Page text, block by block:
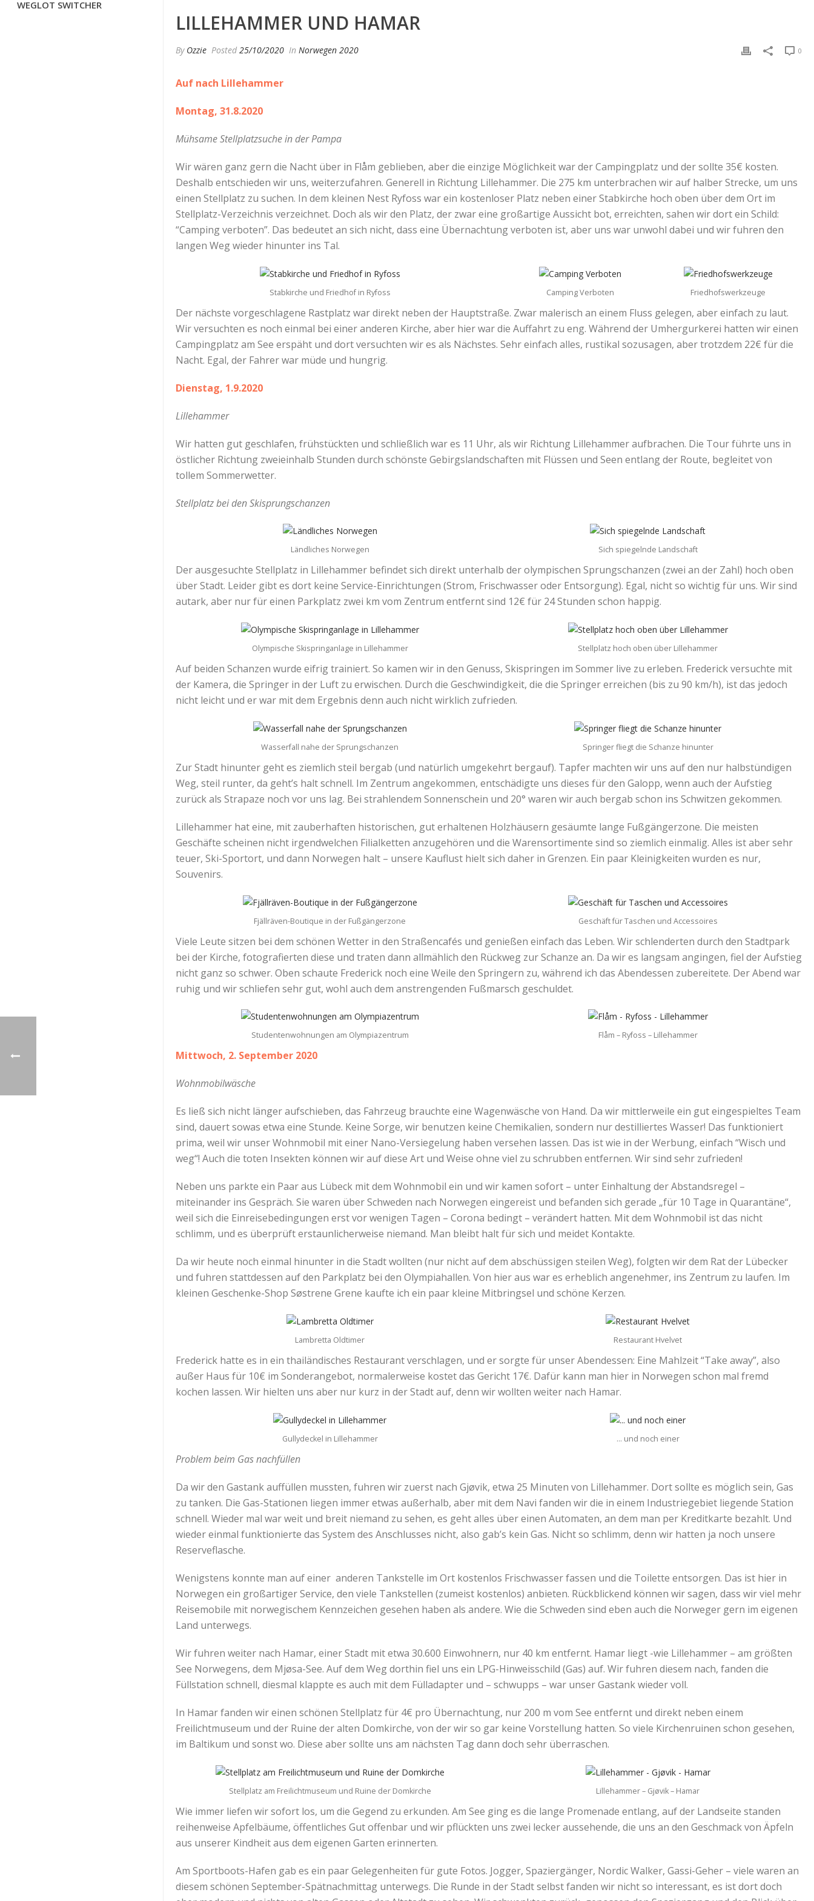
WEGLOT SWITCHER
LILLEHAMMER UND HAMAR
By Ozzie Posted 25/10/2020 In Norwegen 2020 0
Auf nach Lillehammer
Montag, 31.8.2020
Mühsame Stellplatzsuche in der Pampa
Wir wären ganz gern die Nacht über in Flåm geblieben, aber die einzige Möglichkeit war der Campingplatz und der sollte 35€ kosten.
Deshalb entschieden wir uns, weiterzufahren. Generell in Richtung Lillehammer. Die 275 km unterbrachen wir auf halber Strecke, um uns
einen Stellplatz zu suchen. In dem kleinen Nest Ryfoss war ein kostenloser Platz neben einer Stabkirche hoch oben über dem Ort im
Stellplatz-Verzeichnis verzeichnet. Doch als wir den Platz, der zwar eine großartige Aussicht bot, erreichten, sahen wir dort ein Schild:
“Camping verboten”. Das bedeutet an sich nicht, dass eine Übernachtung verboten ist, aber uns war unwohl dabei und wir fuhren den
langen Weg wieder hinunter ins Tal.
Friedhofswerkzeuge
Stabkirche und Friedhof in Ryfoss Camping Verboten
Der nächste vorgeschlagene Rastplatz war direkt neben der Hauptstraße. Zwar malerisch an einem Fluss gelegen, aber einfach zu laut.
Wir versuchten es noch einmal bei einer anderen Kirche, aber hier war die Auffahrt zu eng. Während der Umhergurkerei hatten wir einen
Campingplatz am See erspäht und dort versuchten wir es als Nächstes. Sehr einfach alles, rustikal sozusagen, aber trotzdem 22€ für die
Nacht. Egal, der Fahrer war müde und hungrig.
Dienstag, 1.9.2020
Lillehammer
Wir hatten gut geschlafen, frühstückten und schließlich war es 11 Uhr, als wir Richtung Lillehammer aufbrachen. Die Tour führte uns in
östlicher Richtung zweieinhalb Stunden durch schönste Gebirgslandschaften mit Flüssen und Seen entlang der Route, begleitet von
tollem Sommerwetter.
Stellplatz bei den Skisprungschanzen
Sich spiegelnde Landschaft
Ländliches Norwegen
Der ausgesuchte Stellplatz in Lillehammer befindet sich direkt unterhalb der olympischen Sprungschanzen (zwei an der Zahl) hoch oben
über Stadt. Leider gibt es dort keine Service-Einrichtungen (Strom, Frischwasser oder Entsorgung). Egal, nicht so wichtig für uns. Wir sind
autark, aber nur für einen Parkplatz zwei km vom Zentrum entfernt sind 12€ für 24 Stunden schon happig.
Olympische Skispringanlage in Lillehammer Stellplatz hoch oben über Lillehammer
Auf beiden Schanzen wurde eifrig trainiert. So kamen wir in den Genuss, Skispringen im Sommer live zu erleben. Frederick versuchte mit
der Kamera, die Springer in der Luft zu erwischen. Durch die Geschwindigkeit, die die Springer erreichen (bis zu 90 km/h), ist das jedoch
nicht leicht und er war mit dem Ergebnis denn auch nicht wirklich zufrieden.
Wasserfall nahe der Sprungschanzen Springer fliegt die Schanze hinunter
Zur Stadt hinunter geht es ziemlich steil bergab (und natürlich umgekehrt bergauf). Tapfer machten wir uns auf den nur halbstündigen
Weg, steil runter, da geht’s halt schnell. Im Zentrum angekommen, entschädigte uns dieses für den Galopp, wenn auch der Aufstieg
zurück als Strapaze noch vor uns lag. Bei strahlendem Sonnenschein und 20° waren wir auch bergab schon ins Schwitzen gekommen.
Lillehammer hat eine, mit zauberhaften historischen, gut erhaltenen Holzhäusern gesäumte lange Fußgängerzone. Die meisten
Geschäfte scheinen nicht irgendwelchen Filialketten anzugehören und die Warensortimente sind so ziemlich einmalig. Alles ist aber sehr
teuer, Ski-Sportort, und dann Norwegen halt – unsere Kauflust hielt sich daher in Grenzen. Ein paar Kleinigkeiten wurden es nur,
Souvenirs.
Geschäft für Taschen und Accessoires
Fjällräven-Boutique in der Fußgängerzone
Viele Leute sitzen bei dem schönen Wetter in den Straßencafés und genießen einfach das Leben. Wir schlenderten durch den Stadtpark
bei der Kirche, fotografierten diese und traten dann allmählich den Rückweg zur Schanze an. Da wir es langsam angingen, fiel der Aufstieg
nicht ganz so schwer. Oben schaute Frederick noch eine Weile den Springern zu, während ich das Abendessen zubereitete. Der Abend war
ruhig und wir schliefen sehr gut, wohl auch dem anstrengenden Fußmarsch geschuldet.
Flåm – Ryfoss – Lillehammer
Studentenwohnungen am Olympiazentrum
Mittwoch, 2. September 2020
Wohnmobilwäsche
Es ließ sich nicht länger aufschieben, das Fahrzeug brauchte eine Wagenwäsche von Hand. Da wir mittlerweile ein gut eingespieltes Team
sind, dauert sowas etwa eine Stunde. Keine Sorge, wir benutzen keine Chemikalien, sondern nur destilliertes Wasser! Das funktioniert
prima, weil wir unser Wohnmobil mit einer Nano-Versiegelung haben versehen lassen. Das ist wie in der Werbung, einfach “Wisch und
weg“! Auch die toten Insekten können wir auf diese Art und Weise ohne viel zu schrubben entfernen. Wir sind sehr zufrieden!
Neben uns parkte ein Paar aus Lübeck mit dem Wohnmobil ein und wir kamen sofort – unter Einhaltung der Abstandsregel –
miteinander ins Gespräch. Sie waren über Schweden nach Norwegen eingereist und befanden sich gerade „für 10 Tage in Quarantäne“,
weil sich die Einreisebedingungen erst vor wenigen Tagen – Corona bedingt – verändert hatten. Mit dem Wohnmobil ist das nicht
schlimm, und es überprüft erstaunlicherweise niemand. Man bleibt halt für sich und meidet Kontakte.
Da wir heute noch einmal hinunter in die Stadt wollten (nur nicht auf dem abschüssigen steilen Weg), folgten wir dem Rat der Lübecker
und fuhren stattdessen auf den Parkplatz bei den Olympiahallen. Von hier aus war es erheblich angenehmer, ins Zentrum zu laufen. Im
kleinen Geschenke-Shop Søstrene Grene kaufte ich ein paar kleine Mitbringsel und schöne Kerzen.
Restaurant Hvelvet
Lambretta Oldtimer
Frederick hatte es in ein thailändisches Restaurant verschlagen, und er sorgte für unser Abendessen: Eine Mahlzeit “Take away”, also
außer Haus für 10€ im Sonderangebot, normalerweise kostet das Gericht 17€. Dafür kann man hier in Norwegen schon mal fremd
kochen lassen. Wir hielten uns aber nur kurz in der Stadt auf, denn wir wollten weiter nach Hamar.
… und noch einer
Gullydeckel in Lillehammer
Problem beim Gas nachfüllen
Da wir den Gastank auffüllen mussten, fuhren wir zuerst nach Gjøvik, etwa 25 Minuten von Lillehammer. Dort sollte es möglich sein, Gas
zu tanken. Die Gas-Stationen liegen immer etwas außerhalb, aber mit dem Navi fanden wir die in einem Industriegebiet liegende Station
schnell. Wieder mal war weit und breit niemand zu sehen, es geht alles über einen Automaten, an dem man per Kreditkarte bezahlt. Und
wieder einmal funktionierte das System des Anschlusses nicht, also gab’s kein Gas. Nicht so schlimm, denn wir hatten ja noch unsere
Reserveflasche.
Wenigstens konnte man auf einer anderen Tankstelle im Ort kostenlos Frischwasser fassen und die Toilette entsorgen. Das ist hier in
Norwegen ein großartiger Service, den viele Tankstellen (zumeist kostenlos) anbieten. Rückblickend können wir sagen, dass wir viel mehr
Reisemobile mit norwegischem Kennzeichen gesehen haben als andere. Wie die Schweden sind eben auch die Norweger gern im eigenen
Land unterwegs.
Wir fuhren weiter nach Hamar, einer Stadt mit etwa 30.600 Einwohnern, nur 40 km entfernt. Hamar liegt -wie Lillehammer – am größten
See Norwegens, dem Mjøsa-See. Auf dem Weg dorthin fiel uns ein LPG-Hinweisschild (Gas) auf. Wir fuhren diesem nach, fanden die
Füllstation schnell, diesmal klappte es auch mit dem Fülladapter und – schwupps – war unser Gastank wieder voll.
In Hamar fanden wir einen schönen Stellplatz für 4€ pro Übernachtung, nur 200 m vom See entfernt und direkt neben einem
Freilichtmuseum und der Ruine der alten Domkirche, von der wir so gar keine Vorstellung hatten. So viele Kirchenruinen schon gesehen,
im Baltikum und sonst wo. Diese aber sollte uns am nächsten Tag dann doch sehr überraschen.
Stellplatz am Freilichtmuseum und Ruine der Domkirche Lillehammer – Gjøvik – Hamar
Wie immer liefen wir sofort los, um die Gegend zu erkunden. Am See ging es die lange Promenade entlang, auf der Landseite standen
reihenweise Apfelbäume, öffentliches Gut offenbar und wir pflückten uns zwei lecker aussehende, die uns an den Geschmack von Äpfeln
aus unserer Kindheit aus dem eigenen Garten erinnerten.
Am Sportboots-Hafen gab es ein paar Gelegenheiten für gute Fotos. Jogger, Spaziergänger, Nordic Walker, Gassi-Geher – viele waren an
diesem schönen September-Spätnachmittag unterwegs. Die Runde in der Stadt selbst fanden wir nicht so interessant, es ist dort doch